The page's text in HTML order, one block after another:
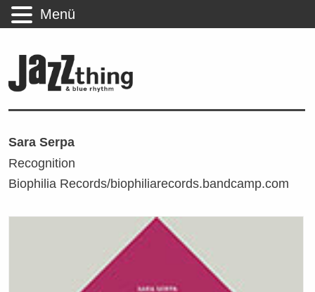
Sara Serpa
Recognition
Biophilia Records/biophiliarecords.bandcamp.com
Menü